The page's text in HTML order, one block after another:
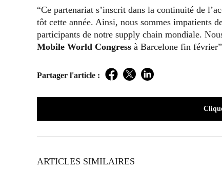
“Ce partenariat s’inscrit dans la continuité de
tôt cette année. Ainsi, nous sommes impatients
participants de notre supply chain mondiale.
Mobile World Congress à Barcelone fin
Partager l'article : Facebook
TwitterLinkedIn
ARTICLES SIMILAIRES